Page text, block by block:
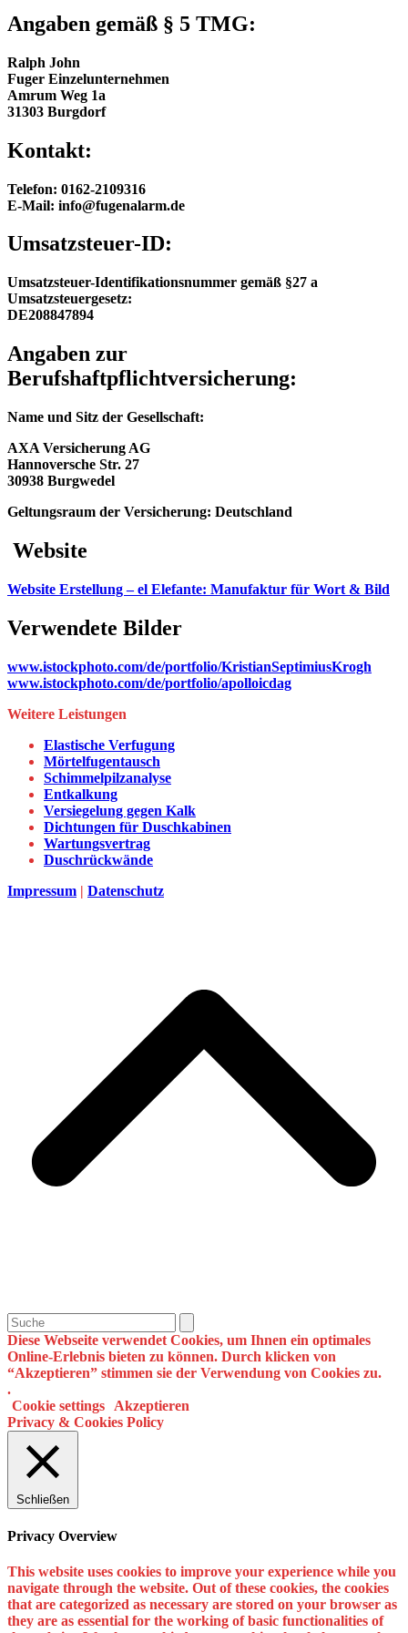
Angaben gemäß § 5 TMG:
Ralph John
Fuger Einzelunternehmen
Amrum Weg 1a
31303 Burgdorf
Kontakt:
Telefon: 0162-2109316
E-Mail: info@fugenalarm.de
Umsatzsteuer-ID:
Umsatzsteuer-Identifikationsnummer gemäß §27 a
Umsatzsteuergesetz:
DE208847894
Angaben zur
Berufshaftpflichtversicherung:
Name und Sitz der Gesellschaft:
AXA Versicherung AG
Hannoversche Str. 27
30938 Burgwedel
Geltungsraum der Versicherung: Deutschland
Website
Website Erstellung – el Elefante: Manufaktur für Wort & Bild
Verwendete Bilder
www.istockphoto.com/de/portfolio/KristianSeptimiusKrogh
www.istockphoto.com/de/portfolio/apolloicdag
Weitere Leistungen
Elastische Verfugung
Mörtelfugentausch
Schimmelpilzanalyse
Entkalkung
Versiegelung gegen Kalk
Dichtungen für Duschkabinen
Wartungsvertrag
Duschrückwände
Impressum | Datenschutz
Search
Diese Webseite verwendet Cookies, um Ihnen ein optimales
Online-Erlebnis bieten zu können. Durch klicken von
“Akzeptieren” stimmen sie der Verwendung von Cookies zu.
.
Cookie settings
Akzeptieren
Privacy & Cookies Policy
Schließen
Privacy Overview
This website uses cookies to improve your experience while you
navigate through the website. Out of these cookies, the cookies
that are categorized as necessary are stored on your browser as
they are as essential for the working of basic functionalities of